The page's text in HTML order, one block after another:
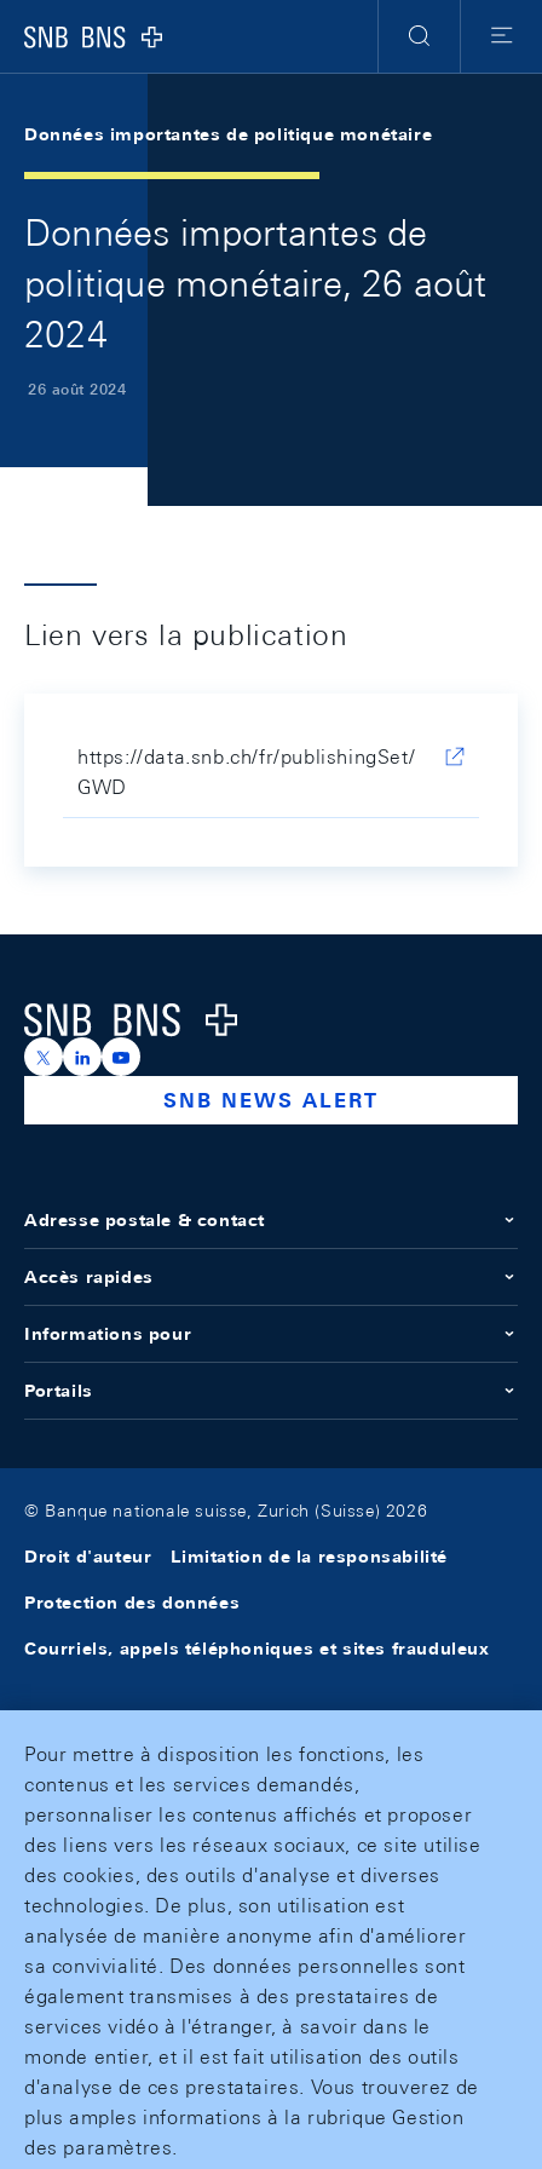
Logo
RechercheMenu
Données importantes de politique monétaire
Données importantes de
politique monétaire, 26 août
2024
26 août 2024
Lien vers la publication
https://data.snb.ch/fr/publishingSet/
GWD
Logo
https://x.com/snb_bns
https://ch.linkedin.com/company/swiss-national-
https://www.youtube.com/@swissnationalbank
SNB NEWS ALERT
Adresse postale & contact
Accès rapides
Informations pour
Portails
© Banque nationale suisse, Zurich (Suisse) 2026
Droit d'auteur Limitation de la responsabilité
Protection des données
Courriels, appels téléphoniques et sites frauduleux
Pour mettre à disposition les fonctions, les
contenus et les services demandés,
personnaliser les contenus affichés et proposer
des liens vers les réseaux sociaux, ce site utilise
des cookies, des outils d'analyse et diverses
technologies. De plus, son utilisation est
analysée de manière anonyme afin d'améliorer
sa convivialité. Des données personnelles sont
également transmises à des prestataires de
services vidéo à l'étranger, à savoir dans le
monde entier, et il est fait utilisation des outils
d'analyse de ces prestataires. Vous trouverez de
plus amples informations à la rubrique Gestion
des paramètres.